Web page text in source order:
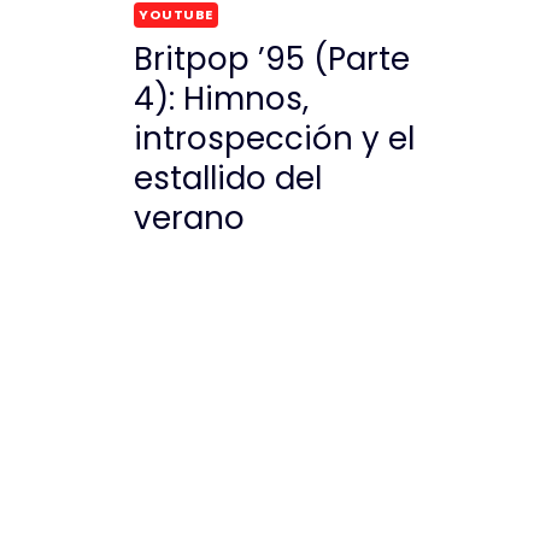
YOUTUBE
Britpop ’95 (Parte
4): Himnos,
introspección y el
estallido del
verano